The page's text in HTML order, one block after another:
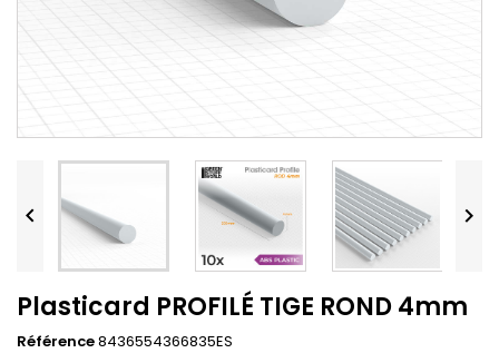
 
Plasticard PROFILÉ TIGE ROND 4mm
Référence8436554366835ES